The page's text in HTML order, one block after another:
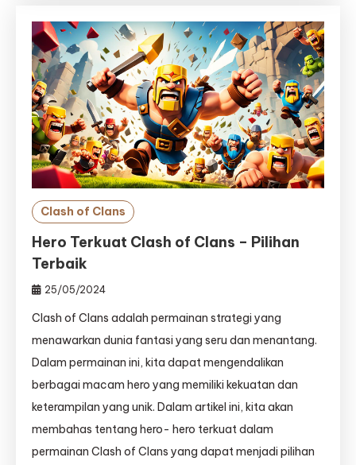
Clash of Clans
Hero Terkuat Clash of Clans – Pilihan
Terbaik
25/05/2024
Clash of Clans adalah permainan strategi yang
menawarkan dunia fantasi yang seru dan menantang.
Dalam permainan ini, kita dapat mengendalikan
berbagai macam hero yang memiliki kekuatan dan
keterampilan yang unik. Dalam artikel ini, kita akan
membahas tentang hero- hero terkuat dalam
permainan Clash of Clans yang dapat menjadi pilihan